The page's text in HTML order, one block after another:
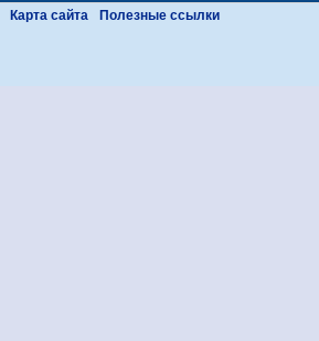
Карта сайта Полезные ссылки